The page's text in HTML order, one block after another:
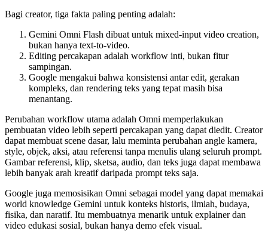
Bagi creator, tiga fakta paling penting adalah:
Gemini Omni Flash dibuat untuk mixed-input video creation,
bukan hanya text-to-video.
Editing percakapan adalah workflow inti, bukan fitur
sampingan.
Google mengakui bahwa konsistensi antar edit, gerakan
kompleks, dan rendering teks yang tepat masih bisa
menantang.
Perubahan workflow utama adalah Omni memperlakukan
pembuatan video lebih seperti percakapan yang dapat diedit. Creator
dapat membuat scene dasar, lalu meminta perubahan angle kamera,
style, objek, aksi, atau referensi tanpa menulis ulang seluruh prompt.
Gambar referensi, klip, sketsa, audio, dan teks juga dapat membawa
lebih banyak arah kreatif daripada prompt teks saja.
Google juga memosisikan Omni sebagai model yang dapat memakai
world knowledge Gemini untuk konteks historis, ilmiah, budaya,
fisika, dan naratif. Itu membuatnya menarik untuk explainer dan
video edukasi sosial, bukan hanya demo efek visual.